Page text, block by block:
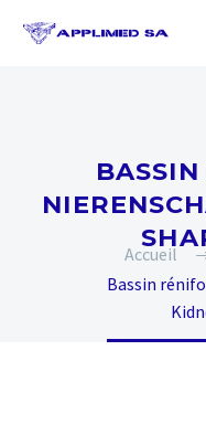
Accueil
Bassin